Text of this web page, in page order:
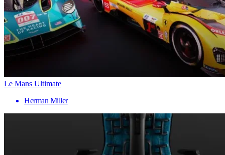
Le Mans Ultimate
Herman Miller